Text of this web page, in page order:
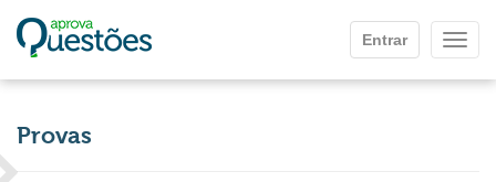
Entrar
Provas